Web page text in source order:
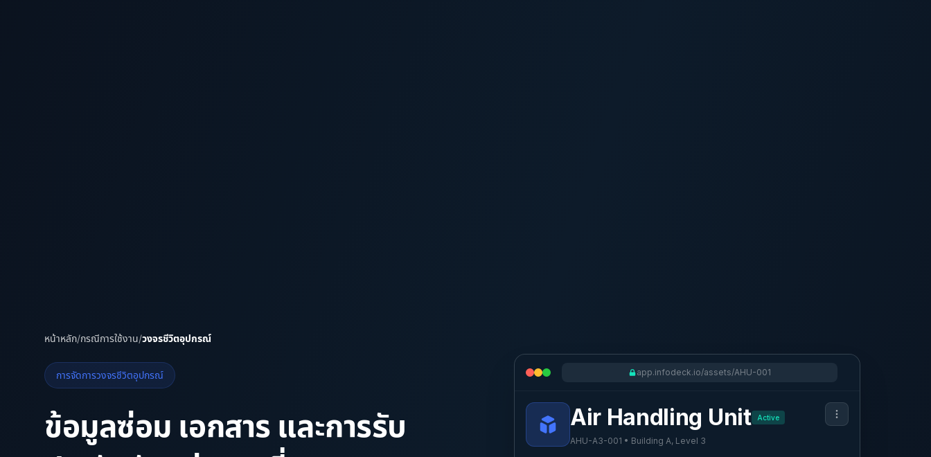
หน้าหลัก/กรณีการใช้งาน/วงจรชีวิตอุปกรณ์
การจัดการวงจรชีวิตอุปกรณ์
ข้อมูลซ่อม เอกสาร และการรับ
app.infodeck.io/assets/AHU-001
Air Handling Unit Active
AHU-A3-001 • Building A, Level 3